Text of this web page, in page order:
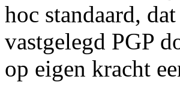
hoc standaard,
vastgelegd PGP
op eigen kracht